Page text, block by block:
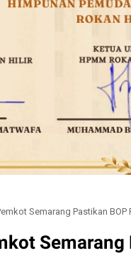
Semarang Pastikan BOP
Semarang